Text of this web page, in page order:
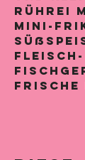
Rührei
Mini-
Fleisch-
frische